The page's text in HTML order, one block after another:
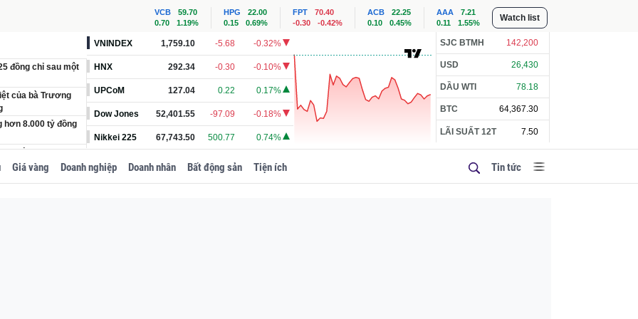
VCB
59.70
0.70
1.19%
HPG
22.00
0.15
0.69%
FPT
70.40
-0.30
-0.42%
ACB
22.25
0.10
0.45%
AAA
7.21
0.11
1.55% Watch list
đồng chỉ sau một
của bà Trương
hơn 8.000 tỷ đồng
đường gần 7.800
mặt cất giấu tại
VNINDEX 1,759.10 -5.68 -0.32%
HNX 292.34 -0.30 -0.10%
UPCoM 127.04 0.22 0.17%
Dow Jones 52,401.55 -97.09 -0.18%
Nikkei 225 67,743.50 500.77 0.74%
SJC BTMH 142,200
USD 26,430
DẦU WTI 78.18
BTC 64,367.30
LÃI SUẤT 12T 7.50
Giá vàng Doanh nghiệp Doanh nhân Bất động sản Tiện ích Tin tức